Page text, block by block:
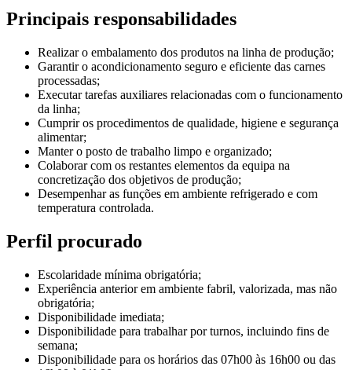
Principais responsabilidades
Realizar o embalamento dos produtos na linha de produção;
Garantir o acondicionamento seguro e eficiente das carnes
processadas;
Executar tarefas auxiliares relacionadas com o funcionamento
da linha;
Cumprir os procedimentos de qualidade, higiene e segurança
alimentar;
Manter o posto de trabalho limpo e organizado;
Colaborar com os restantes elementos da equipa na
concretização dos objetivos de produção;
Desempenhar as funções em ambiente refrigerado e com
temperatura controlada.
Perfil procurado
Escolaridade mínima obrigatória;
Experiência anterior em ambiente fabril, valorizada, mas não
obrigatória;
Disponibilidade imediata;
Disponibilidade para trabalhar por turnos, incluindo fins de
semana;
Disponibilidade para os horários das 07h00 às 16h00 ou das